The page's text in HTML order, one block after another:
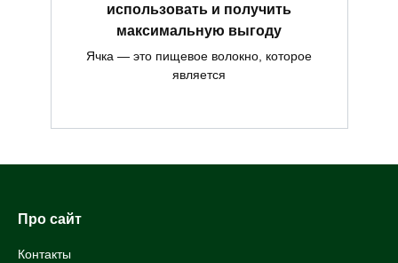
использовать и получить
максимальную выгоду
Ячка — это пищевое волокно, которое
является
Про сайт
Контакты